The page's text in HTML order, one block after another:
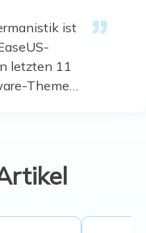
ist
letzten 11
Themen